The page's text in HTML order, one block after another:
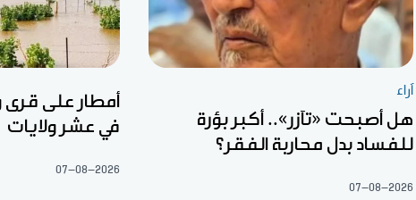
آراء
هل أصبحت «تآزر».. أكبر بؤرة
للفساد بدل محاربة الفقر؟
07-08-2026
أمطار على
في عشر ولايات
07-08-2026